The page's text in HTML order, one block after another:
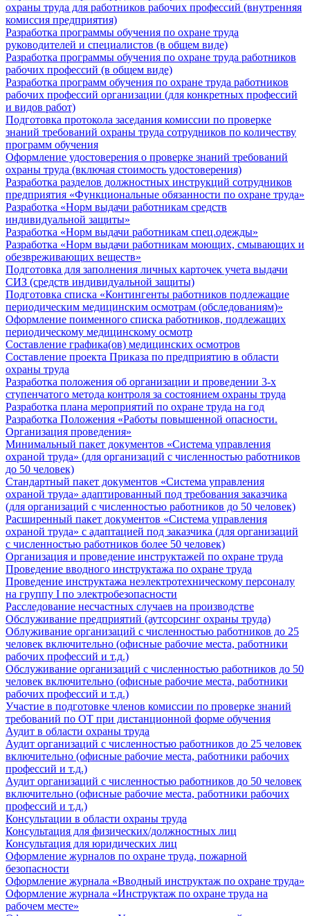
охраны труда для работников рабочих профессий (внутренняя
комиссия предприятия)
Разработка программы обучения по охране труда
руководителей и специалистов (в общем виде)
Разработка программы обучения по охране труда работников
рабочих профессий (в общем виде)
Разработка программ обучения по охране труда работников
рабочих профессий организации (для конкретных профессий
и видов работ)
Подготовка протокола заседания комиссии по проверке
знаний требований охраны труда сотрудников по количеству
программ обучения
Оформление удостоверения о проверке знаний требований
охраны труда (включая стоимость удостоверения)
Разработка разделов должностных инструкций сотрудников
предприятия «Функциональные обязанности по охране труда»
Разработка «Норм выдачи работникам средств
индивидуальной защиты»
Разработка «Норм выдачи работникам спец.одежды»
Разработка «Норм выдачи работникам моющих, смывающих и
обезвреживающих веществ»
Подготовка для заполнения личных карточек учета выдачи
СИЗ (средств индивидуальной защиты)
Подготовка списка «Контингенты работников подлежащие
периодическим медицинским осмотрам (обследованиям)»
Оформление поименного списка работников, подлежащих
периодическому медицинскому осмотр
Составление графика(ов) медицинских осмотров
Составление проекта Приказа по предприятию в области
охраны труда
Разработка положения об организации и проведении 3-х
ступенчатого метода контроля за состоянием охраны труда
Разработка плана мероприятий по охране труда на год
Разработка Положения «Работы повышенной опасности.
Организация проведения»
Минимальный пакет документов «Система управления
охраной труда» (для организаций с численностью работников
до 50 человек)
Стандартный пакет документов «Система управления
охраной труда» адаптированный под требования заказчика
(для организаций с численностью работников до 50 человек)
Расширенный пакет документов «Система управления
охраной труда» с адаптацией под заказчика (для организаций
с численностью работников более 50 человек)
Организация и проведение инструктажей по охране труда
Проведение вводного инструктажа по охране труда
Проведение инструктажа неэлектротехническому персоналу
на группу I по электробезопасности
Расследование несчастных случаев на производстве
Обслуживание предприятий (аутсорсинг охраны труда)
Облуживание организаций с численностью работников до 25
человек включительно (офисные рабочие места, работники
рабочих профессий и т.д.)
Обслуживание организаций с численностью работников до 50
человек включительно (офисные рабочие места, работники
рабочих профессий и т.д.)
Участие в подготовке членов комиссии по проверке знаний
требований по ОТ при дистанционной форме обучения
Аудит в области охраны труда
Аудит организаций с численностью работников до 25 человек
включительно (офисные рабочие места, работники рабочих
профессий и т.д.)
Аудит организаций с численностью работников до 50 человек
включительно (офисные рабочие места, работники рабочих
профессий и т.д.)
Консультации в области охраны труда
Консультация для физических/должностных лиц
Консультация для юридических лиц
Оформление журналов по охране труда, пожарной
безопасности
Оформление журнала «Вводный инструктаж по охране труда»
Оформление журнала «Инструктаж по охране труда на
рабочем месте»